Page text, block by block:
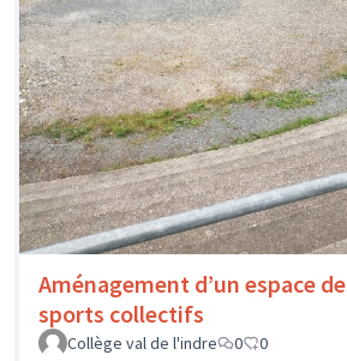
Aménagement d’un espace de
sports collectifs
Collège val de l'indre
0 0